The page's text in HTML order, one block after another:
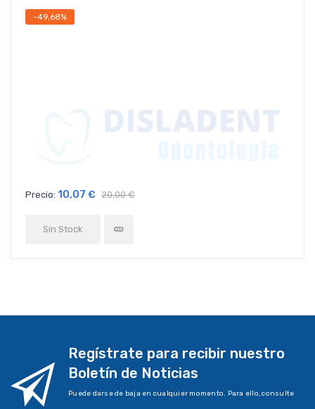
-49,68%
Precio: 10,07 € 20,00 €
Sin Stock
Regístrate para recibir nuestro
Boletín de Noticias
Puede darse de baja en cualquier momento. Para ello, consulte